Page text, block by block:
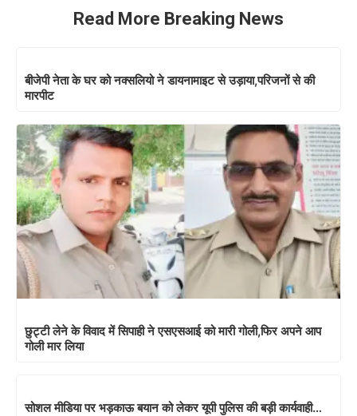
Read More Breaking News
बीजेपी नेता के घर को नक्सलियो ने डायनामाइट से उड़ाया,परिजनों से की
मारपीट
छुट्टी लेने के विवाद में सिपाही ने एसएसआई को मारी गोली,फिर अपने आप
गोली मार लिया
सोशल मीडिया पर भड़काऊ बयान को लेकर यूपी पुलिस की बड़ी कार्यवाही…